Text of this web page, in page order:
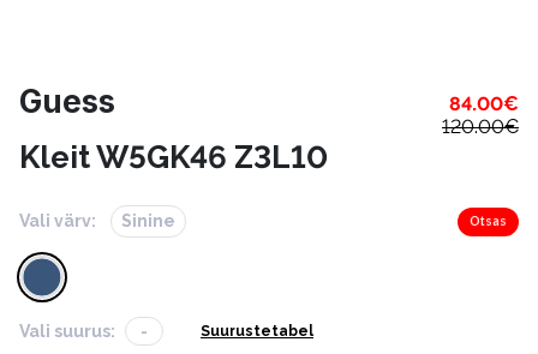
Guess 84.00€
120.00€
Kleit W5GK46 Z3L10
Vali värv: Sinine Otsas
Vali suurus: - Suurustetabel